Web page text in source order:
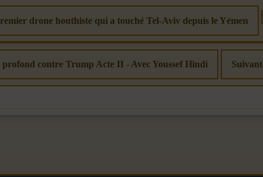
drone houthiste qui a touché Tel-Aviv depuis le Yémen
contre Trump Acte II - Avec Youssef Hindi Suivant